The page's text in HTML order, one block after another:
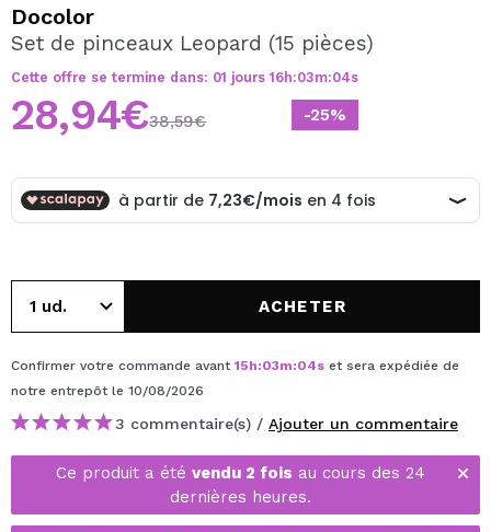
En créant un compte sur Maquibeauty.fr vous pourrez
effectuer vos achats rapidement, vérifier l'état de vos
commandes et consulter vos opérations précédentes.
Docolor
Set de pinceaux Leopard (15 pièces)
Cette offre se termine dans: 01 jours 16h:03m:04s
-25%
28,94€38,59€
ACHETER
Confirmer votre commande avant 15h:03m:04s et sera expédiée de
notre entrepôt le 10/08/2026
3 commentaire(s) / Ajouter un commentaire
Ce produit a été vendu 2 fois au cours des 24
dernières heures.